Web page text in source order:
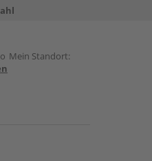
Mein Standort: